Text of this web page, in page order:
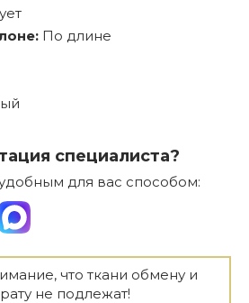
По длине
специалиста?
для вас способом:
что ткани обмену и
не подлежат!